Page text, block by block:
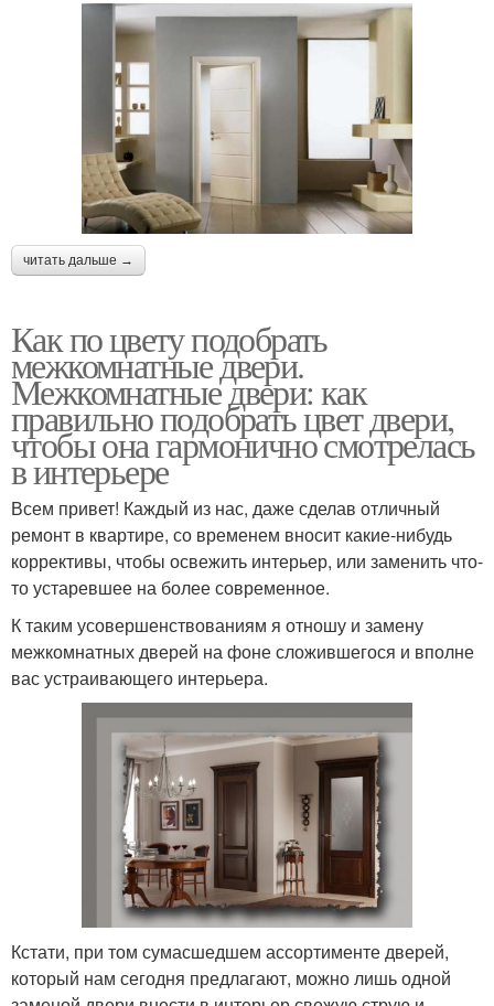
читать дальше →
Как по цвету подобрать
межкомнатные двери.
Межкомнатные двери: как
правильно подобрать цвет двери,
чтобы она гармонично смотрелась
в интерьере
Всем привет! Каждый из нас, даже сделав отличный
ремонт в квартире, со временем вносит какие-нибудь
коррективы, чтобы освежить интерьер, или заменить что-
то устаревшее на более современное.
К таким усовершенствованиям я отношу и замену
межкомнатных дверей на фоне сложившегося и вполне
вас устраивающего интерьера.
Кстати, при том сумасшедшем ассортименте дверей,
который нам сегодня предлагают, можно лишь одной